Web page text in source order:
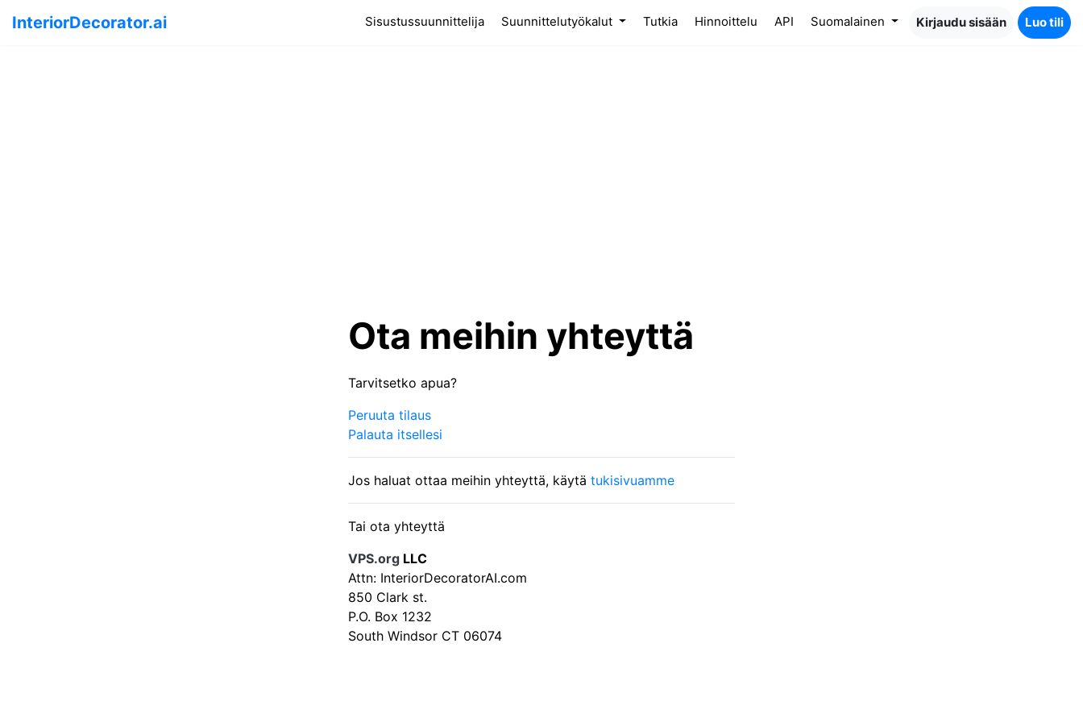
InteriorDecorator.ai Sisustussuunnittelija(current)
Suunnittelutyökalut Tutkia Hinnoittelu API Suomalainen Kirjaudu sisään Luo tili
Ota meihin yhteyttä
Tarvitsetko apua?
Peruuta tilaus
Palauta itsellesi
Jos haluat ottaa meihin yhteyttä, käytä tukisivuamme
Tai ota yhteyttä
VPS.org LLC
Attn: InteriorDecoratorAI.com
850 Clark st.
P.O. Box 1232
South Windsor CT 06074